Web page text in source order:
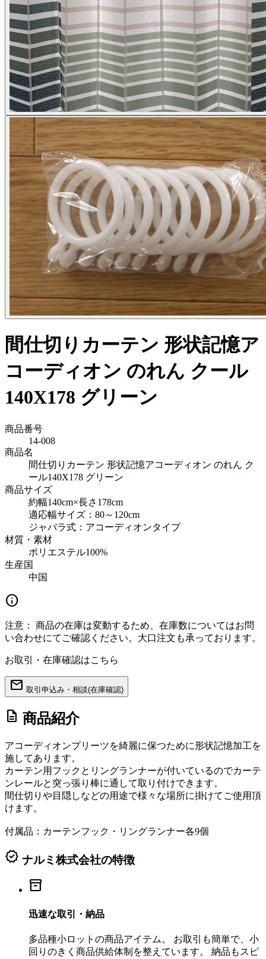
間仕切りカーテン 形状記憶ア
コーディオン のれん クール
140X178 グリーン
商品番号
14-008
商品名
間仕切りカーテン 形状記憶アコーディオン のれん ク
ール140X178 グリーン
商品サイズ
約幅140cm×長さ178cm
適応幅サイズ：80～120cm
ジャバラ式：アコーディオンタイプ
材質・素材
ポリエステル100%
生産国
中国
info
注意：
商品の在庫は変動するため、在庫数についてはお問
い合わせにてご確認ください。大口注文も承っております。
お取引・在庫確認はこちら
mail 取引申込み・相談(在庫確認)
description 商品紹介
アコーディオンプリーツを綺麗に保つために形状記憶加工を
施してあります。
カーテン用フックとリングランナーが付いているのでカーテ
ンレールと突っ張り棒に通して取り付けできます。
間仕切りや目隠しなどの用途で様々な場所に掛けてご使用頂
けます。
付属品：カーテンフック・リングランナー各9個
verified ナルミ株式会社の特徴
inventory_2
迅速な取引・納品
多品種小ロットの商品アイテム。 お取引も簡単で、小
回りのきく商品供給体制を整えています。 納品もスピ